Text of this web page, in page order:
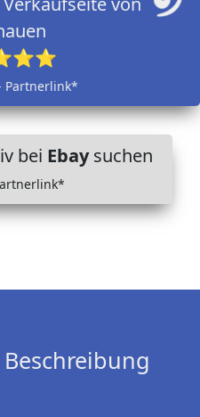
Partnerlink*
bei Ebaysuchen